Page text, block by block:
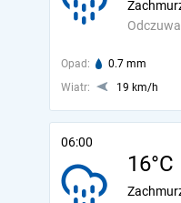
Opad: 0.7 mm
Wiatr:
19 km/h
06:00
16°C